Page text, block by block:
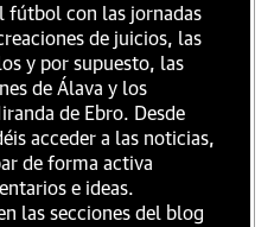
fútbol con las jornadas
de juicios, las
y por supuesto, las
de Álava y los
de Ebro. Desde
acceder a las noticias,
de forma activa
e ideas.
las secciones del blog